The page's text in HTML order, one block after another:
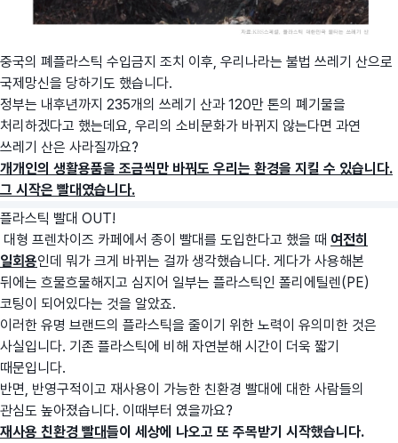
중국의 폐플라스틱 수입금지 조치 이후, 우리나라는 불법 쓰레기 산으로
국제망신을 당하기도 했습니다.
정부는 내후년까지 235개의 쓰레기 산과 120만 톤의 폐기물을
처리하겠다고 했는데요, 우리의 소비문화가 바뀌지 않는다면 과연
쓰레기 산은 사라질까요?
개개인의 생활용품을 조금씩만 바꿔도 우리는 환경을 지킬 수 있습니다.
그 시작은 빨대였습니다.
플라스틱 빨대 OUT!
대형 프렌차이즈 카페에서 종이 빨대를 도입한다고 했을 때 여전히
일회용인데 뭐가 크게 바뀌는 걸까 생각했습니다. 게다가 사용해본
뒤에는 흐물흐물해지고 심지어 일부는 플라스틱인 폴리에틸렌(PE)
코팅이 되어있다는 것을 알았죠.
이러한 유명 브랜드의 플라스틱을 줄이기 위한 노력이 유의미한 것은
사실입니다. 기존 플라스틱에 비해 자연분해 시간이 더욱 짧기
때문입니다.
반면, 반영구적이고 재사용이 가능한 친환경 빨대에 대한 사람들의
관심도 높아졌습니다. 이때부터 였을까요?
재사용 친환경 빨대들이 세상에 나오고 또 주목받기 시작했습니다.